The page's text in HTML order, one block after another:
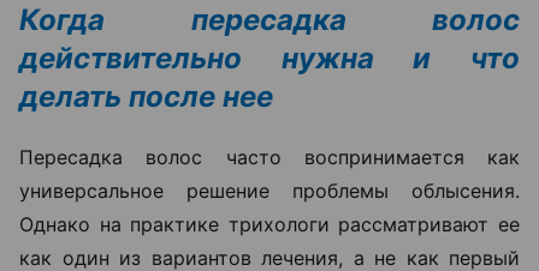
Когда пересадка волос
действительно нужна и что
делать после нее
Пересадка волос часто воспринимается как
универсальное решение проблемы облысения.
Однако на практике трихологи рассматривают ее
как один из вариантов лечения, а не как первый